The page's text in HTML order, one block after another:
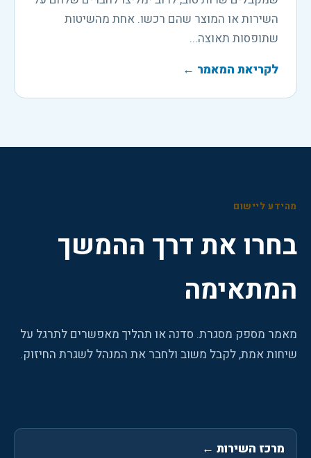
השירות או המוצר שהם רכשו. אחת מהשיטות
שתופסות תאוצה...
לקריאת המאמר ←
מהידע ליישום
בחרו את דרך ההמשך
המתאימה
מאמר מספק מסגרת. סדנה או תהליך מאפשרים לתרגל על
שיחות אמת, לקבל משוב ולחבר את המנהל לשגרת החיזוק.
מרכז השירות ←